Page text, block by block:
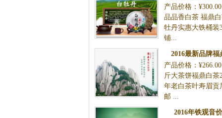
产品价格：
品品香白茶 福鼎
牡丹实惠大铁桶装
铺...
2016最新品牌
产品价格：
斤大茶饼福鼎白茶
年老白茶叶寿眉贡
邮 ...
2016年铁观音